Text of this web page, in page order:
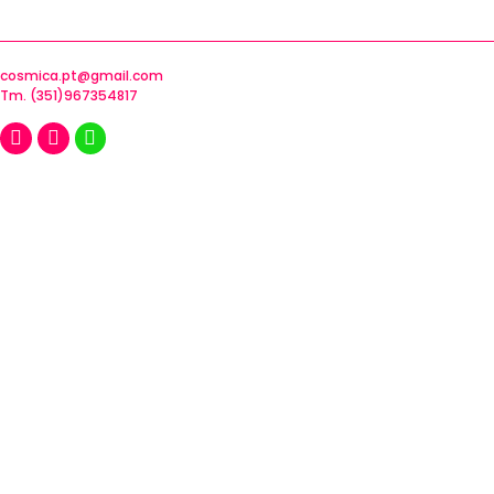
cosmica.pt@gmail.com
Tm. (351)967354817